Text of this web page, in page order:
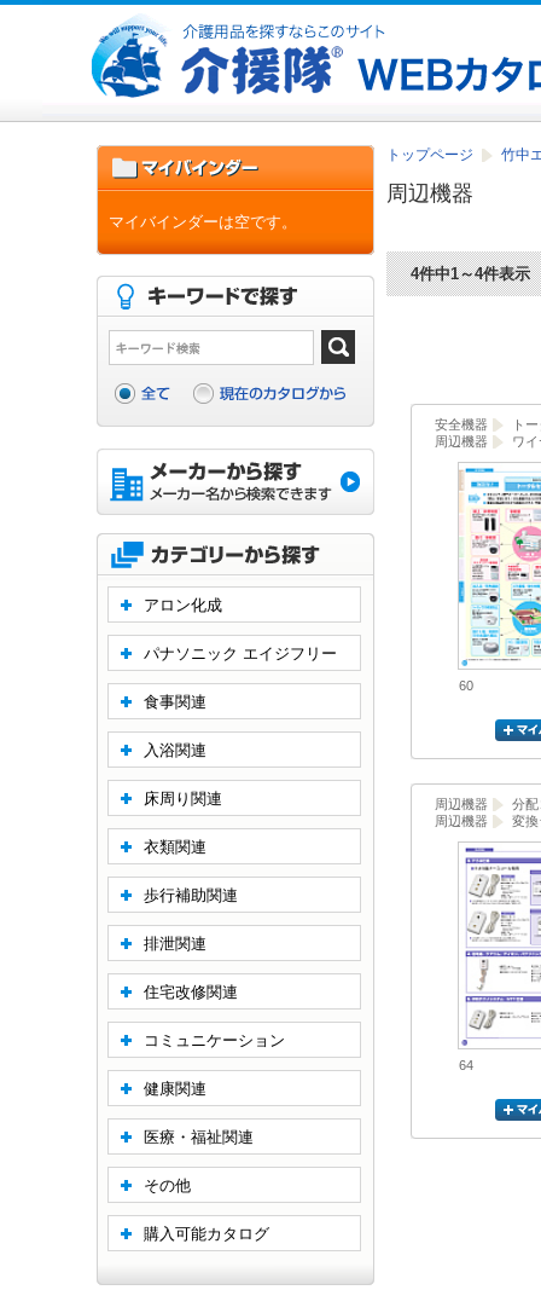
トップページ 竹中
周辺機器
4件中1～4件表示
安全機器
ト
周辺機器
ワ
60
周辺機器
分配
周辺機器
変換
64
マイバインダーは空です。
アロン化成
パナソニック エイジフリー
食事関連
入浴関連
床周り関連
衣類関連
歩行補助関連
排泄関連
住宅改修関連
コミュニケーション
健康関連
医療・福祉関連
その他
購入可能カタログ